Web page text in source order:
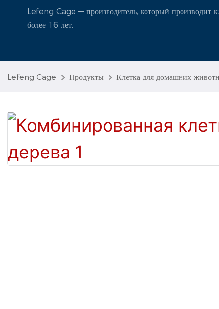
Lefeng Cage — производитель, который производит
более 16 лет.
Lefeng Cage Продукты Клетка для домашних